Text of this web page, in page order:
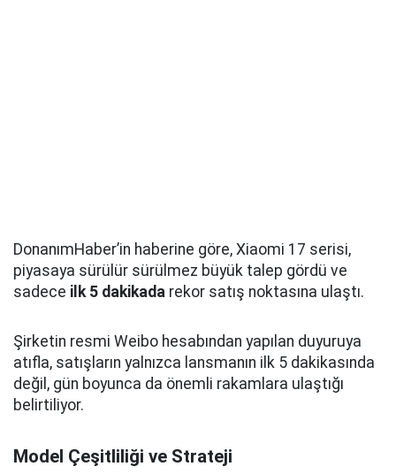
DonanımHaber’in haberine göre, Xiaomi 17 serisi,
piyasaya sürülür sürülmez büyük talep gördü ve
sadece ilk 5 dakikada rekor satış noktasına ulaştı.
Şirketin resmi Weibo hesabından yapılan duyuruya
atıfla, satışların yalnızca lansmanın ilk 5 dakikasında
değil, gün boyunca da önemli rakamlara ulaştığı
belirtiliyor.
Model Çeşitliliği ve Strateji